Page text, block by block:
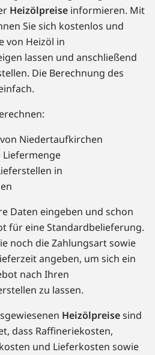
Heizölpreise informieren. Mit
Sie sich kostenlos und
von Heizöl in
lassen und anschließend
Die Berechnung des
Niedertaufkirchen
Liefermenge
in
Daten eingeben und schon
für eine Standardbelieferung.
noch die Zahlungsart sowie
angeben, um sich ein
nach Ihren
zu lassen.
Heizölpreisesind
dass Raffineriekosten,
und Lieferkosten sowie